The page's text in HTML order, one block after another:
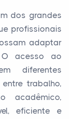
dos grandes
profissionais
adaptar
acesso ao
diferentes
trabalho,
acadêmico,
eficiente e